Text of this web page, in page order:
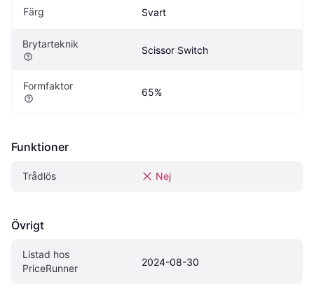
Färg Svart
Brytarteknik
Scissor Switch
Formfaktor
65%
Funktioner
Trådlös Nej
Övrigt
Listad hos
PriceRunner
2024-08-30